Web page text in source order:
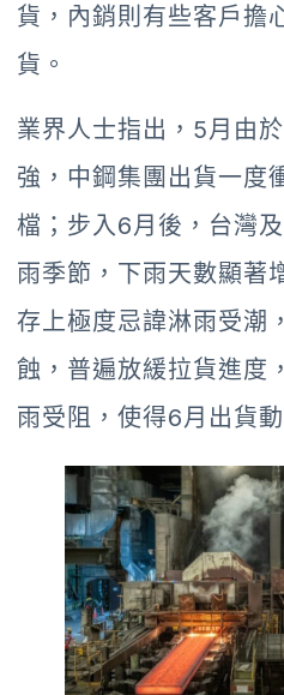
貨，內銷則有些客戶擔
貨。
業界人士指出，5月由
強，中鋼集團出貨一度
檔；步入6月後，台灣
雨季節，下雨天數顯著
存上極度忌諱淋雨受潮
蝕，普遍放緩拉貨進度
雨受阻，使得6月出貨